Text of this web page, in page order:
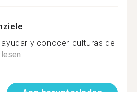
y conocer culturas de